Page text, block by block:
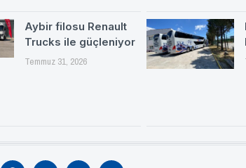
Aybir filosu Renault
Trucks ile güçleniyor
Temmuz 31, 2026